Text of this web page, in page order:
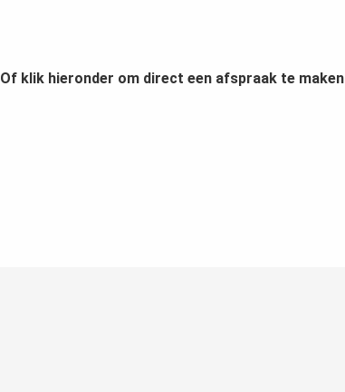
Of klik hieronder om direct een afspraak te maken